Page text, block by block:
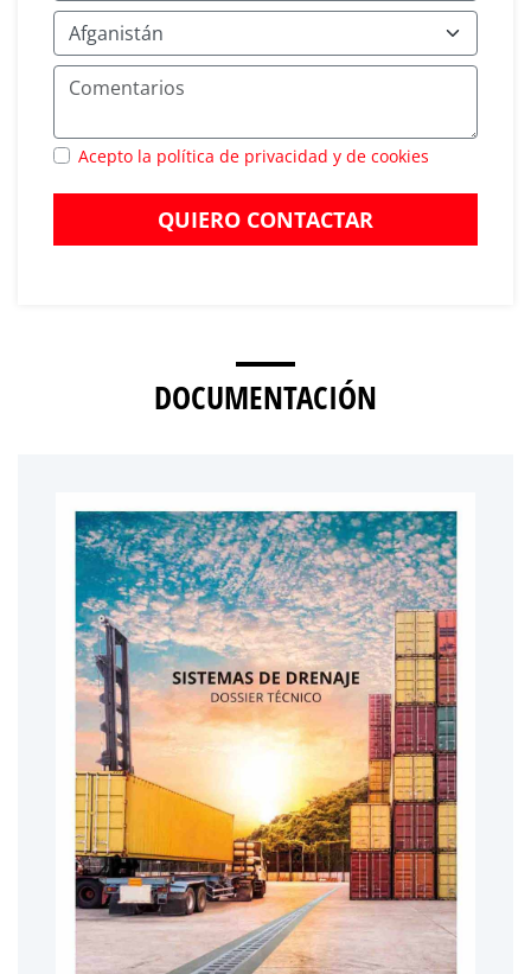
Acepto la política de privacidad y de cookies
QUIERO CONTACTAR
DOCUMENTACIÓN